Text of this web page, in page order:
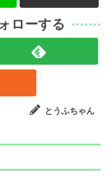
ローする
とうふちゃん